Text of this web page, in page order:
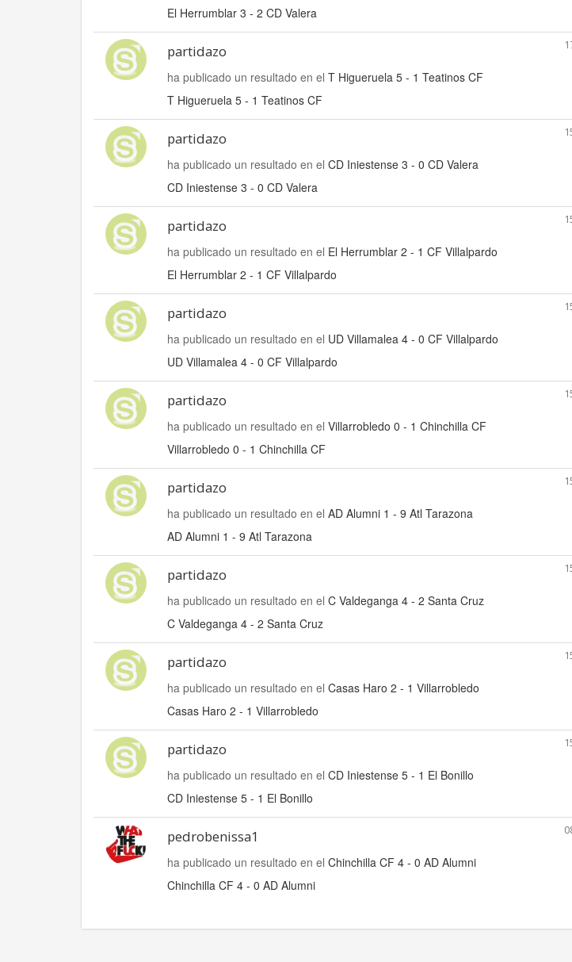
El Herrumblar 3 - 2 CD Valera
partidazo
ha publicado un resultado en el T Higueruela 5 - 1 Teatinos CF
T Higueruela 5 - 1 Teatinos CF
partidazo
ha publicado un resultado en el CD Iniestense 3 - 0 CD Valera
CD Iniestense 3 - 0 CD Valera
partidazo
ha publicado un resultado en el El Herrumblar 2 - 1 CF Villalpardo
El Herrumblar 2 - 1 CF Villalpardo
partidazo
ha publicado un resultado en el UD Villamalea 4 - 0 CF Villalpardo
UD Villamalea 4 - 0 CF Villalpardo
partidazo
ha publicado un resultado en el Villarrobledo 0 - 1 Chinchilla CF
Villarrobledo 0 - 1 Chinchilla CF
partidazo
ha publicado un resultado en el AD Alumni 1 - 9 Atl Tarazona
AD Alumni 1 - 9 Atl Tarazona
partidazo
ha publicado un resultado en el C Valdeganga 4 - 2 Santa Cruz
C Valdeganga 4 - 2 Santa Cruz
partidazo
ha publicado un resultado en el Casas Haro 2 - 1 Villarrobledo
Casas Haro 2 - 1 Villarrobledo
partidazo
ha publicado un resultado en el CD Iniestense 5 - 1 El Bonillo
CD Iniestense 5 - 1 El Bonillo
pedrobenissa1
ha publicado un resultado en el Chinchilla CF 4 - 0 AD Alumni
Chinchilla CF 4 - 0 AD Alumni